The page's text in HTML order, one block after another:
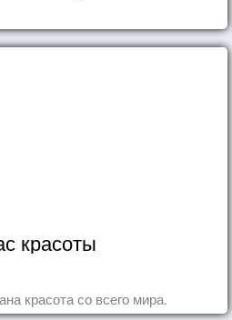
красоты
красота со всего мира.